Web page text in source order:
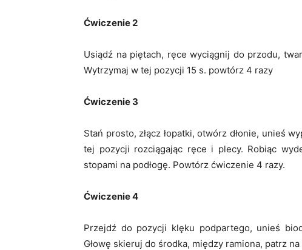
Ćwiczenie 2
Usiądź na piętach, ręce wyciągnij do przodu,
Wytrzymaj w tej pozycji 15 s. powtórz 4 razy
Ćwiczenie 3
Stań prosto, złącz łopatki, otwórz dłonie, unieś
tej pozycji rozciągając ręce i plecy. Robiąc
stopami na podłogę. Powtórz ćwiczenie 4 razy.
Ćwiczenie 4
Przejdź do pozycji klęku podpartego, unieś
Głowę skieruj do środka, między ramiona, patrz